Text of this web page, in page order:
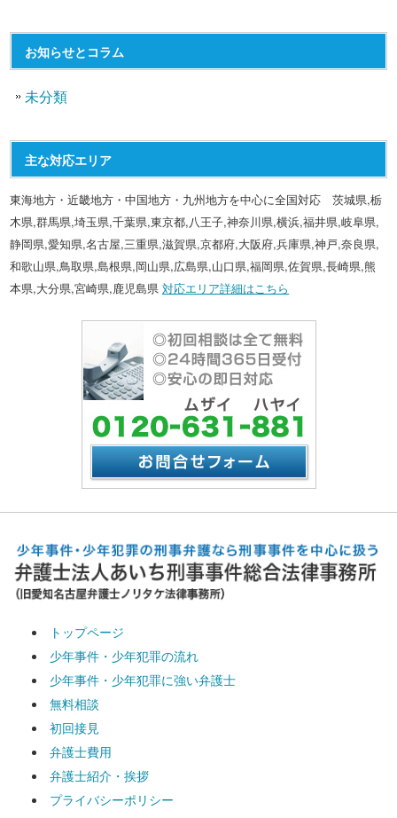
お知らせとコラム
未分類
主な対応エリア
東海地方・近畿地方・中国地方・九州地方を中心に全国対応 茨城県,栃
木県,群馬県,埼玉県,千葉県,東京都,八王子,神奈川県,横浜,福井県,岐阜県,
静岡県,愛知県,名古屋,三重県,滋賀県,京都府,大阪府,兵庫県,神戸,奈良県,
和歌山県,鳥取県,島根県,岡山県,広島県,山口県,福岡県,佐賀県,長崎県,熊
本県,大分県,宮崎県,鹿児島県対応エリア詳細はこちら
トップページ
少年事件・少年犯罪の流れ
少年事件・少年犯罪に強い弁護士
無料相談
初回接見
弁護士費用
弁護士紹介・挨拶
プライバシーポリシー